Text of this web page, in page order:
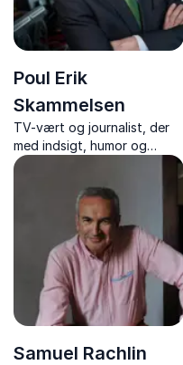
Poul Erik
Skammelsen
TV-vært og journalist, der
med indsigt, humor og
nærvær tager jer med ind i
bag kulissen på de største
nyhedsbegivenheder.
Samuel Rachlin